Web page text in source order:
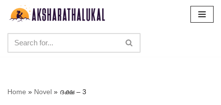
content
Home » Novel » ദക്ഷ – 3